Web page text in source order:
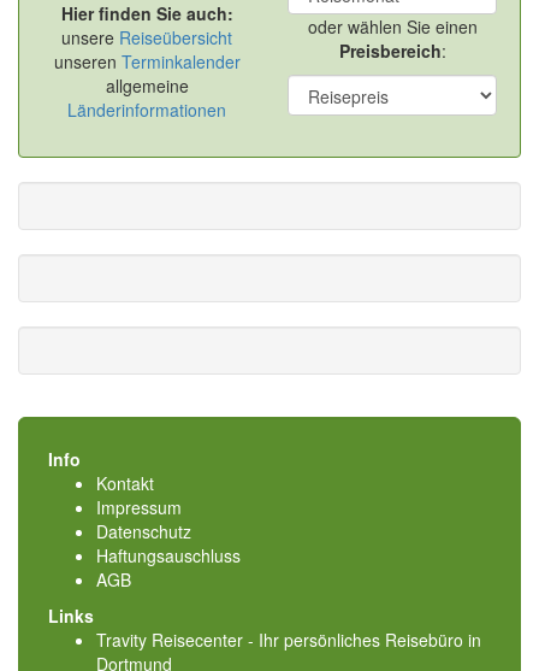
Hier finden Sie auch:
unsere Reiseübersicht
unseren Terminkalender
allgemeine
Länderinformationen
oder wählen Sie einen
Preisbereich:
Info
Kontakt
Impressum
Datenschutz
Haftungsauschluss
AGB
Links
Travity Reisecenter - Ihr persönliches Reisebüro in
Dortmund